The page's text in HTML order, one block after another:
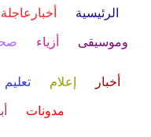
الرئيسية أخبارعاجلة
وموسيقى أزياء
أخبار إعلام تعليم
مدونات